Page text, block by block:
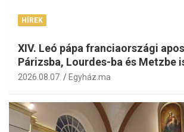
HÍREK
XIV. Leó pápa franciaországi
Párizsba, Lourdes-ba és Metzbe
2026.08.07. Egyház.ma